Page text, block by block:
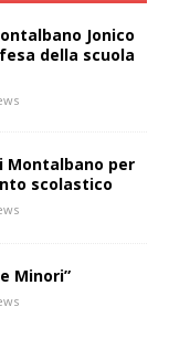
Jonico
della scuola
Montalbano per
scolastico
Minori”